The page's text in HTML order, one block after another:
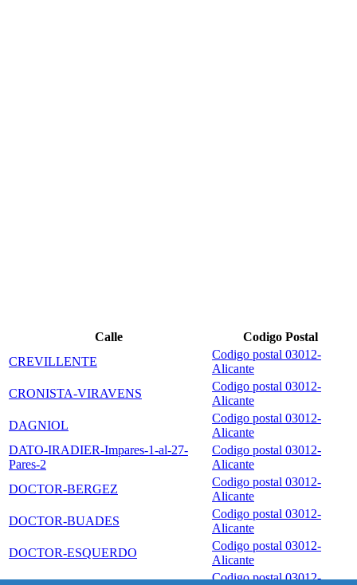
Calle
Codigo Postal
CREVILLENTE
Codigo postal 03012-
Alicante
CRONISTA-VIRAVENS
Codigo postal 03012-
Alicante
DAGNIOL
Codigo postal 03012-
Alicante
DATO-IRADIER-Impares-1-al-27-
Pares-2
Codigo postal 03012-
Alicante
DOCTOR-BERGEZ
Codigo postal 03012-
Alicante
DOCTOR-BUADES
Codigo postal 03012-
Alicante
DOCTOR-ESQUERDO
Codigo postal 03012-
Alicante
Codigo postal 03012-